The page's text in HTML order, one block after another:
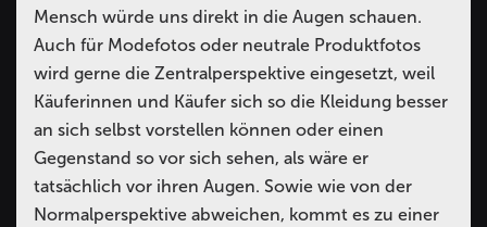
Mensch würde uns direkt in die Augen schauen.
Auch für Modefotos oder neutrale Produktfotos
wird gerne die Zentralperspektive eingesetzt, weil
Käuferinnen und Käufer sich so die Kleidung besser
an sich selbst vorstellen können oder einen
Gegenstand so vor sich sehen, als wäre er
tatsächlich vor ihren Augen. Sowie wie von der
Normalperspektive abweichen, kommt es zu einer